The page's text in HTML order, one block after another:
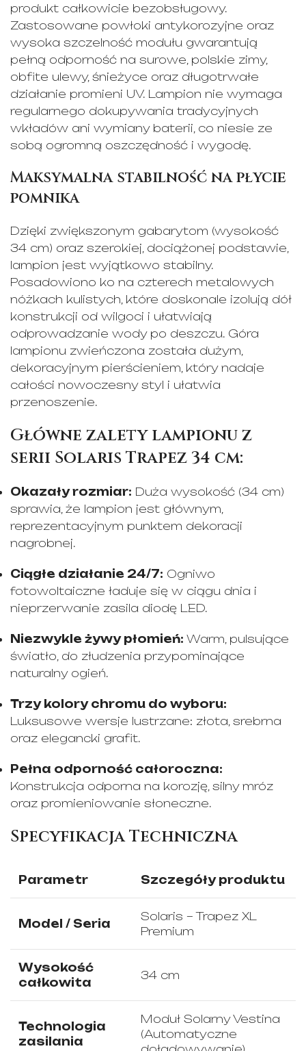
produkt całkowicie bezobsługowy.
Zastosowane powłoki antykorozyjne oraz
wysoka szczelność modułu gwarantują
pełną odporność na surowe, polskie zimy,
obfite ulewy, śnieżyce oraz długotrwałe
działanie promieni UV. Lampion nie wymaga
regularnego dokupywania tradycyjnych
wkładów ani wymiany baterii, co niesie ze
sobą ogromną oszczędność i wygodę.
Maksymalna stabilność na płycie
pomnika
Dzięki zwiększonym gabarytom (wysokość
34 cm) oraz szerokiej, dociążonej podstawie,
lampion jest wyjątkowo stabilny.
Posadowiono ko na czterech metalowych
nóżkach kulistych, które doskonale izolują dół
konstrukcji od wilgoci i ułatwiają
odprowadzanie wody po deszczu. Góra
lampionu zwieńczona została dużym,
dekoracyjnym pierścieniem, który nadaje
całości nowoczesny styl i ułatwia
przenoszenie.
Główne zalety lampionu z
serii Solaris Trapez 34 cm:
Okazały rozmiar: Duża wysokość (34 cm)
sprawia, że lampion jest głównym,
reprezentacyjnym punktem dekoracji
nagrobnej.
Ciągłe działanie 24/7: Ogniwo
fotowoltaiczne ładuje się w ciągu dnia i
nieprzerwanie zasila diodę LED.
Niezwykle żywy płomień: Warm, pulsujące
światło, do złudzenia przypominające
naturalny ogień.
Trzy kolory chromu do wyboru:
Luksusowe wersje lustrzane: złota, srebrna
oraz elegancki grafit.
Pełna odporność całoroczna:
Konstrukcja odporna na korozję, silny mróz
oraz promieniowanie słoneczne.
Specyfikacja Techniczna
Parametr Szczegóły produktu
Model / Seria
Solaris – Trapez XL
Premium
Wysokość
całkowita
34 cm
Technologia
zasilania
Moduł Solarny Vestina
(Automatyczne